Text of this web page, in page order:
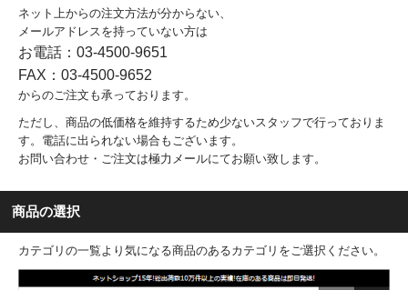
ネット上からの注文方法が分からない、
メールアドレスを持っていない方は
お電話：03-4500-9651
FAX：03-4500-9652
からのご注文も承っております。
ただし、商品の低価格を維持するため少ないスタッフで行っておりま
す。電話に出られない場合もございます。
お問い合わせ・ご注文は極力メールにてお願い致します。
商品の選択
カテゴリの一覧より気になる商品のあるカテゴリをご選択ください。